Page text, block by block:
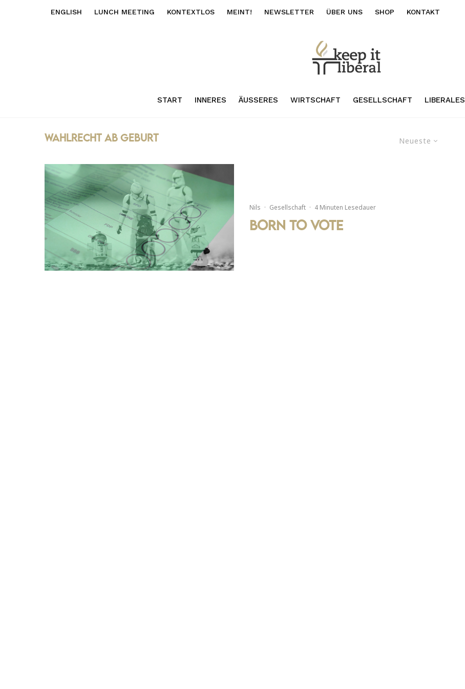
ENGLISH LUNCH MEETING KONTEXTLOS MEINT! NEWSLETTER ÜBER UNS SHOP KONTAKT
START INNERES ÄUSSERES WIRTSCHAFT GESELLSCHAFT LIBERALES
Neueste
wahlrecht ab geburt
Nils · Gesellschaft · 4 Minuten Lesedauer
Born to Vote